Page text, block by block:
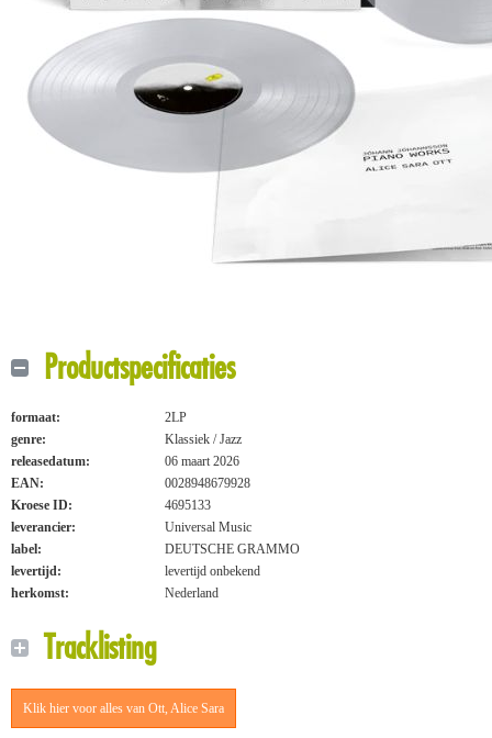
Productspecificaties
formaat:
2LP
genre:
Klassiek / Jazz
releasedatum:
06 maart 2026
EAN:
0028948679928
Kroese ID:
4695133
leverancier:
Universal Music
label:
DEUTSCHE GRAMMO
levertijd:
levertijd onbekend
herkomst:
Nederland
Tracklisting
Klik hier voor alles van Ott, Alice Sara